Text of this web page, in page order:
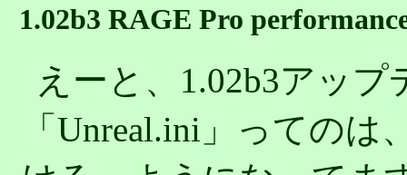
1.02b3 RAGE Pro
えーと、1.02b3アッ
「Unreal.ini」っての